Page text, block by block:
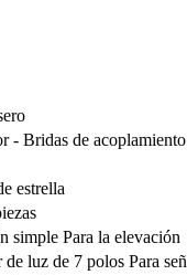
- Bridas de acoplamiento
estrella
simple Para la elevación
de luz de 7 polos Para